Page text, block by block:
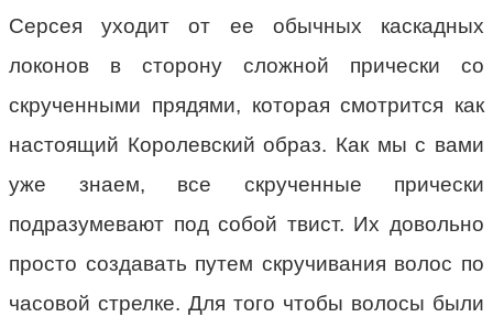
Серсея уходит от ее обычных каскадных
локонов в сторону сложной прически со
скрученными прядями, которая смотрится как
настоящий Королевский образ. Как мы с вами
уже знаем, все скрученные прически
подразумевают под собой твист. Их довольно
просто создавать путем скручивания волос по
часовой стрелке. Для того чтобы волосы были